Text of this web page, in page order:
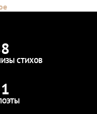
СТИХОВ